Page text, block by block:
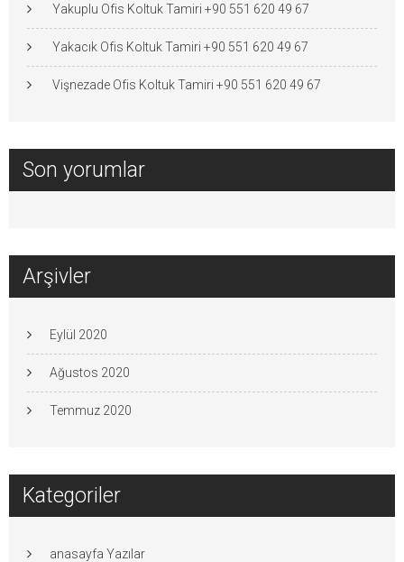
Yakuplu Ofis Koltuk Tamiri +90 551 620 49 67
Yakacık Ofis Koltuk Tamiri +90 551 620 49 67
Vişnezade Ofis Koltuk Tamiri +90 551 620 49 67
Son yorumlar
Arşivler
Eylül 2020
Ağustos 2020
Temmuz 2020
Kategoriler
anasayfa Yazılar